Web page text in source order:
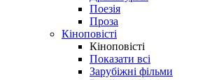
Поезія
Проза
Кіноповісті
Кіноповісті
Показати всі
Зарубіжні фільми